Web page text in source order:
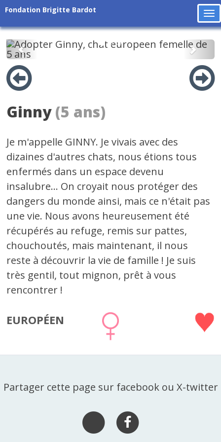
Fondation Brigitte Bardot
Précédent
Ginny (5 ans)
Je m'appelle GINNY. Je vivais avec des
dizaines d'autres chats, nous étions tous
enfermés dans un espace devenu
insalubre... On croyait nous protéger des
dangers du monde ainsi, mais ce n'était pas
une vie. Nous avons heureusement été
récupérés au refuge, remis sur pattes,
chouchoutés, mais maintenant, il nous
reste à découvrir la vie de famille ! Je suis
très gentil, tout mignon, prêt à vous
rencontrer !
EUROPÉEN
Partager cette page sur facebook ou X-twitter